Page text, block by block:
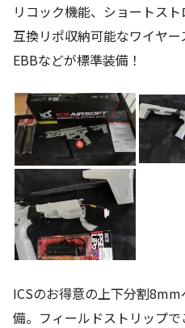
リコック機能、ショートス
互換リポ収納可能なワイヤ
EBBなどが標準装備！
ICSのお得意の上下分割
備。フィールドストリップ